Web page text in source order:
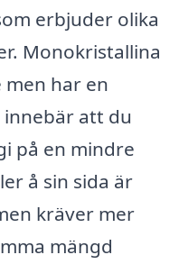
erbjuder olika
Monokristallina
har en
att du
på en mindre
å sin sida är
kräver mer
mängd